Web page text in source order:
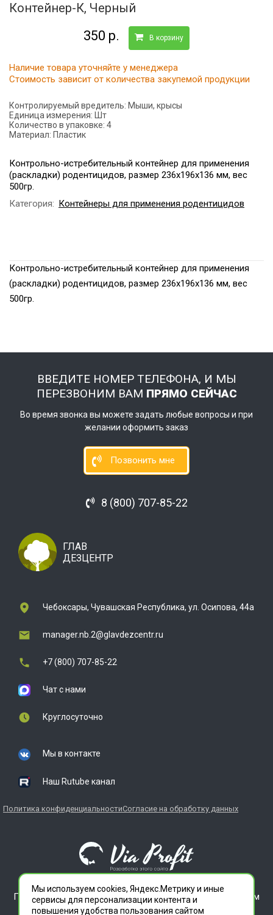
Контейнер-К, Черный
350 р. В корзину
Наличие товара уточняйте у менеджера
Стоимость зависит от количества закупемой продукции
Контролируемый вредитель: Мыши, крысы
Единица измерения: Шт
Количество в упаковке: 4
Материал: Пластик
Контрольно-истребительный контейнер для применения
(раскладки) родентицидов, размер 236х196х136 мм, вес
500гр.
Категория: Контейнеры для применения родентицидов
Контрольно-истребительный контейнер для применения
(раскладки) родентицидов, размер 236х196х136 мм, вес
500гр.
ВВЕДИТЕ НОМЕР ТЕЛЕФОНА, И МЫ
ПЕРЕЗВОНИМ ВАМ ПРЯМО СЕЙЧАС
Во время звонка вы можете задать любые вопросы и при
желании оформить заказ
Позвонить мне
8 (800) 707-85-22
ГЛАВ
ДЕЗЦЕНТР
Чебоксары, Чувашская Республика, ул. Осипова, 44а
manager.nb.2@glavdezcentr.ru
+7 (800) 707-85-22
Чат с нами
Круглосуточно
Мы в контакте
Наш Rutube канал
Политика конфиденциальностиСогласие на обработку данных
ГЛАВДЕЗЦЕНТР является зарегистрированным товарным
знаком. Все права защищены.
Мы используем cookies, Яндекс.Метрику и иные
сервисы для персонализации контента и
повышения удобства пользования сайтом